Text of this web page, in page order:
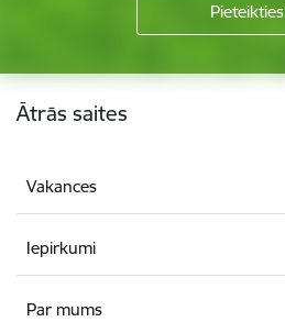
Kājene
Ātrās saites
Vakances
Iepirkumi
Par mums